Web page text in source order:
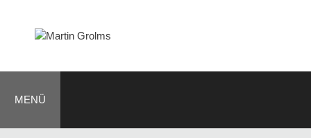
springen
MENÜ